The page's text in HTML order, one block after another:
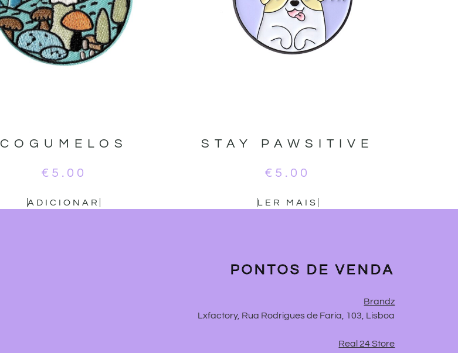
COGUMELOS
€ 5.00
ADICIONAR
STAY PAWSITIVE
€ 5.00
LER MAIS
PONTOS DE VENDA
Brandz
Lxfactory, Rua Rodrigues de Faria, 103, Lisboa
Real 24 Store